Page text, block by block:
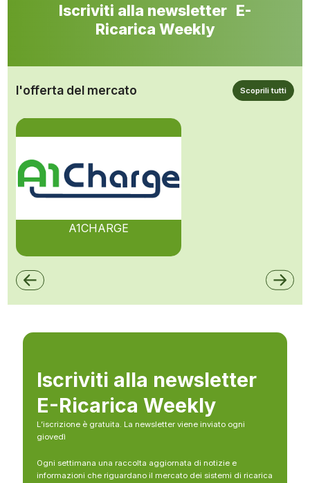
Iscriviti alla newsletter E-
Ricarica Weekly
l'offerta del mercato Scoprili tutti
A1CHARGE
Iscriviti alla newsletter
E-Ricarica Weekly
L’iscrizione è gratuita. La newsletter viene inviato ogni
giovedì
Ogni settimana una raccolta aggiornata di notizie e
informazioni che riguardano il mercato dei sistemi di ricarica